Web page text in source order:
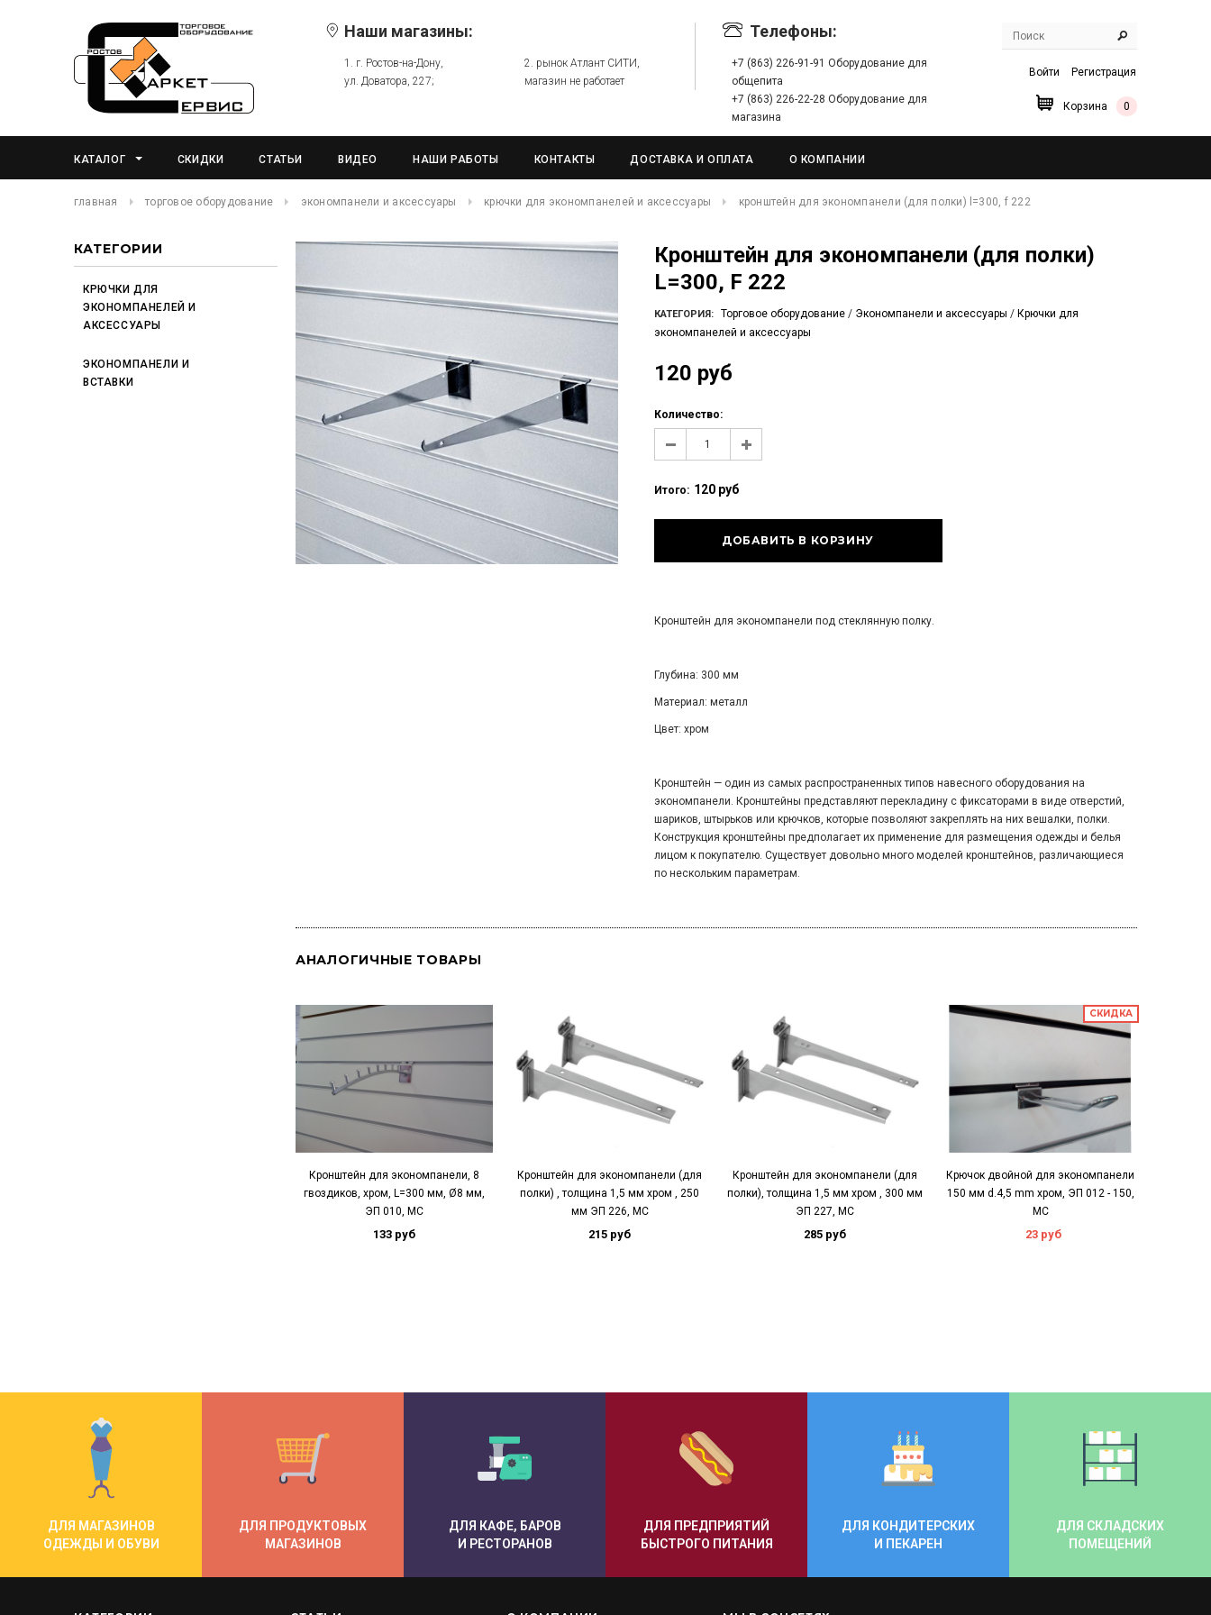
Наши магазины:
1. г. Ростов-на-Дону,
ул. Доватора, 227;
2. рынок Атлант СИТИ,
магазин не работает
Телефоны:
+7 (863) 226-91-91 Оборудование для
общепита
+7 (863) 226-22-28 Оборудование для
магазина
Войти Регистрация
Корзина 0
КАТАЛОГ СКИДКИ СТАТЬИ ВИДЕО НАШИ РАБОТЫ КОНТАКТЫ ДОСТАВКА И ОПЛАТА О КОМПАНИИ
главная торговое оборудование экономпанели и аксессуары крючки для экономпанелей и аксессуары кронштейн для экономпанели (для полки) l=300, f 222
КАТЕГОРИИ
КРЮЧКИ ДЛЯ
ЭКОНОМПАНЕЛЕЙ И
АКСЕССУАРЫ
ЭКОНОМПАНЕЛИ И
ВСТАВКИ
Кронштейн для экономпанели (для полки)
L=300, F 222
КАТЕГОРИЯ: Торговое оборудование / Экономпанели и аксессуары / Крючки для
экономпанелей и аксессуары
120 руб
Количество:
Итого: 120 руб
Кронштейн для экономпанели под стеклянную полку.
Глубина: 300 мм
Материал: металл
Цвет: хром
Кронштейн — один из самых распространенных типов навесного оборудования на
экономпанели. Кронштейны представляют перекладину с фиксаторами в виде отверстий,
шариков, штырьков или крючков, которые позволяют закреплять на них вешалки, полки.
Конструкция кронштейны предполагает их применение для размещения одежды и белья
лицом к покупателю. Существует довольно много моделей кронштейнов, различающиеся
по нескольким параметрам.
АНАЛОГИЧНЫЕ ТОВАРЫ
Кронштейн для экономпанели, 8
гвоздиков, хром, L=300 мм, Ø8 мм,
ЭП 010, МС
133 руб
Кронштейн для экономпанели (для
полки) , толщина 1,5 мм хром , 250
мм ЭП 226, МС
215 руб
Кронштейн для экономпанели (для
полки), толщина 1,5 мм хром , 300 мм
ЭП 227, МС
285 руб
СКИДКА
Крючок двойной для экономпанели
150 мм d.4,5 mm хром, ЭП 012 - 150,
МС
23 руб
ДЛЯ МАГАЗИНОВ
ОДЕЖДЫ И ОБУВИ
ДЛЯ ПРОДУКТОВЫХ
МАГАЗИНОВ
ДЛЯ КАФЕ, БАРОВ
И РЕСТОРАНОВ
ДЛЯ ПРЕДПРИЯТИЙ
БЫСТРОГО ПИТАНИЯ
ДЛЯ КОНДИТЕРСКИХ
И ПЕКАРЕН
ДЛЯ СКЛАДСКИХ
ПОМЕЩЕНИЙ